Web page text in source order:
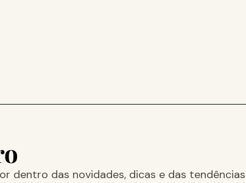
dentro das novidades, dicas e das